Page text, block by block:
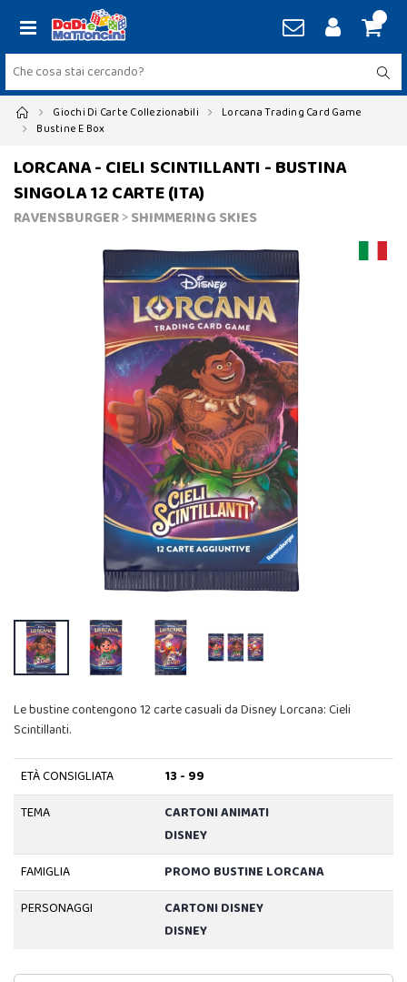
Giochi Di Carte Collezionabili
Lorcana Trading Card Game
Bustine E Box
LORCANA - CIELI SCINTILLANTI - BUSTINA
SINGOLA 12 CARTE (ITA)
RAVENSBURGER>SHIMMERING SKIES
Le bustine contengono 12 carte casuali da Disney Lorcana: Cieli
Scintillanti.
ETÀ CONSIGLIATA
13 - 99
TEMA
CARTONI ANIMATI
DISNEY
FAMIGLIA
PROMO BUSTINE LORCANA
PERSONAGGI
CARTONI DISNEY
DISNEY